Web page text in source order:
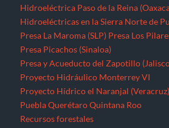
Hidroeléctrica Paso de la Reina
Hidroeléctricas en la Sierra Norte de
Presa La Maroma (SLP) Presa Los
Presa Picachos (Sinaloa)
Presa y Acueducto del Zapotillo
Proyecto Hidráulico Monterrey VI
Proyecto Hídrico el Naranjal (Veracruz)
Puebla Querétaro Quintana Roo
Recursos forestales